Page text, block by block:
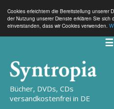
Cookies erleichtern die Bereitstellung unserer
der Nutzung unserer Dienste erklären Sie sich
einverstanden, dass wir Cookies verwenden.
☰
Bücher, DVDs, CDs
versandkostenfrei in DE